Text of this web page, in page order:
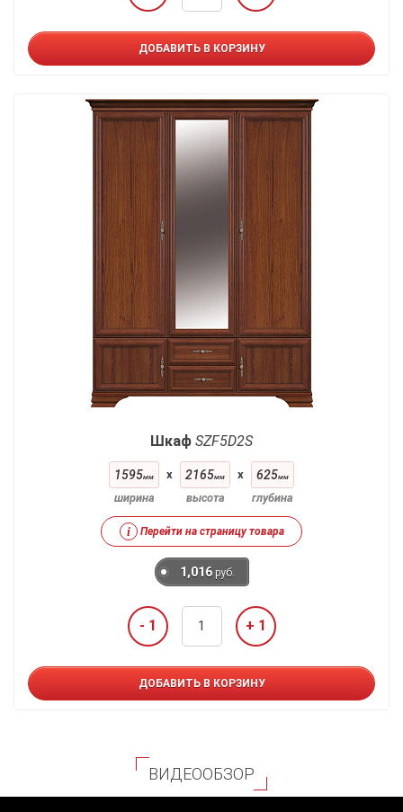
ДОБАВИТЬ В КОРЗИНУ
Шкаф SZF5D2S
1595мм
ширина
x 2165мм
высота
x 625мм
глубина
i Перейти на страницу товара
1,016 руб.
- 1 + 1
ДОБАВИТЬ В КОРЗИНУ
ВИДЕООБЗОР